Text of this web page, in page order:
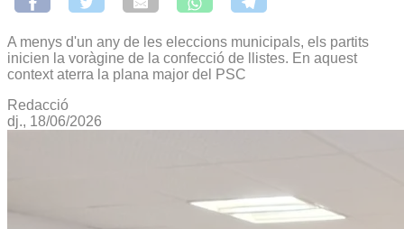
A menys d'un any de les eleccions municipals, els partits
inicien la voràgine de la confecció de llistes. En aquest
context aterra la plana major del PSC
Redacció
dj., 18/06/2026